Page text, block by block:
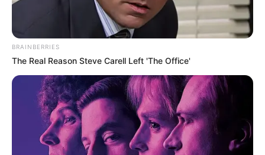
BRAINBERRIES
The Real Reason Steve Carell Left 'The Office'